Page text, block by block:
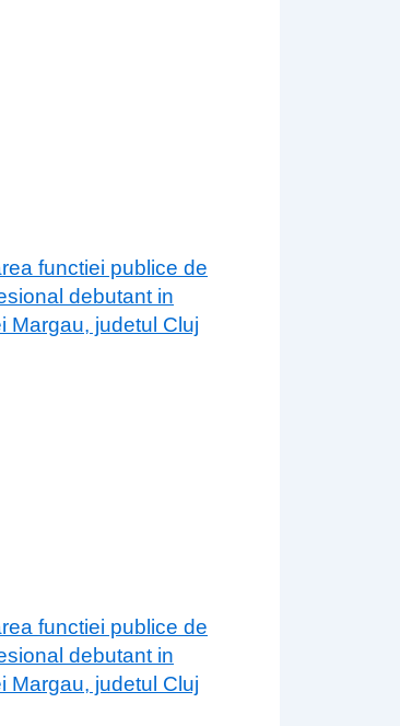
functiei publice de
debutant in
Margau, judetul Cluj
functiei publice de
debutant in
Margau, judetul Cluj